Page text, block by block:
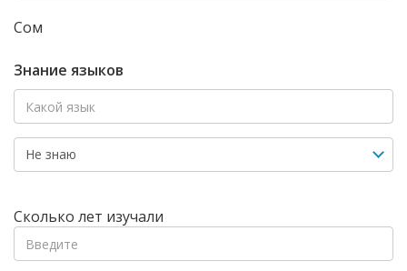
Сом
Знание языков
Сколько лет изучали